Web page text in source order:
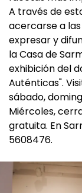
A través de
acercarse a
expresar y
la Casa de
exhibición del
Auténticas".
sábado,
Miércoles,
gratuita. En
5608476.